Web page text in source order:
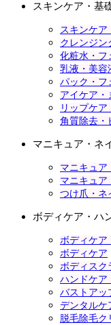
スキンケア・基
スキンケア
クレンジン
化粧水・フ
乳液・美容
パック・フ
アイケア・
リップケ
角質除去・
マニキュア・ネ
マニキュア
マニキュア
つけ爪・ネ
ボディケア・ハ
ボディケア
ボディケア
ボディスク
ハンドケア
バストアッ
デンタルケ
脱毛除毛ク